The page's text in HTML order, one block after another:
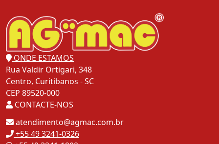
ONDE ESTAMOS
Rua Valdir Ortigari, 348
Centro, Curitibanos - SC
CEP 89520-000
CONTACTE-NOS
atendimento@agmac.com.br
+55 49 3241-0326